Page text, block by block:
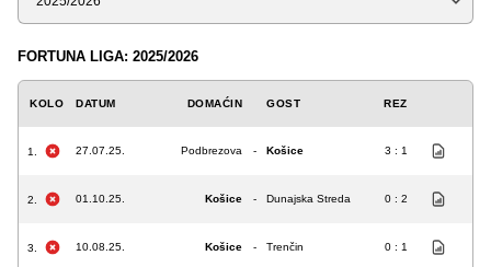
FORTUNA LIGA: 2025/2026
KOLO DATUM DOMAĆIN GOST REZ
1. 27.07.25. Podbrezova - Košice 3 : 1
2. 01.10.25. Košice - Dunajska Streda 0 : 2
3. 10.08.25. Košice - Trenčin 0 : 1